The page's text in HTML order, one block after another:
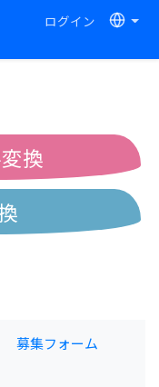
ログイン
換
募集フォーム